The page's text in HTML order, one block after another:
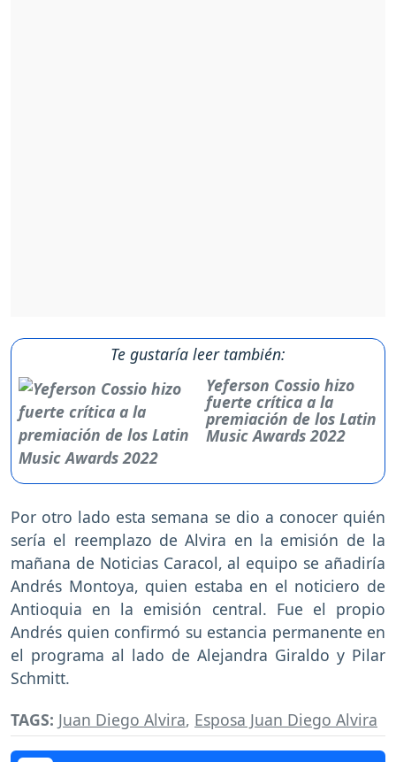
Te gustaría leer también:
Yeferson Cossio hizo
fuerte crítica a la
premiación de los Latin
Music Awards 2022
Por otro lado esta semana se dio a conocer quién
sería el reemplazo de Alvira en la emisión de la
mañana de Noticias Caracol, al equipo se añadiría
Andrés Montoya, quien estaba en el noticiero de
Antioquia en la emisión central. Fue el propio
Andrés quien confirmó su estancia permanente en
el programa al lado de Alejandra Giraldo y Pilar
Schmitt.
TAGS: Juan Diego Alvira, Esposa Juan Diego Alvira